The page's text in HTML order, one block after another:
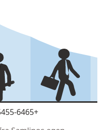
55-6465+